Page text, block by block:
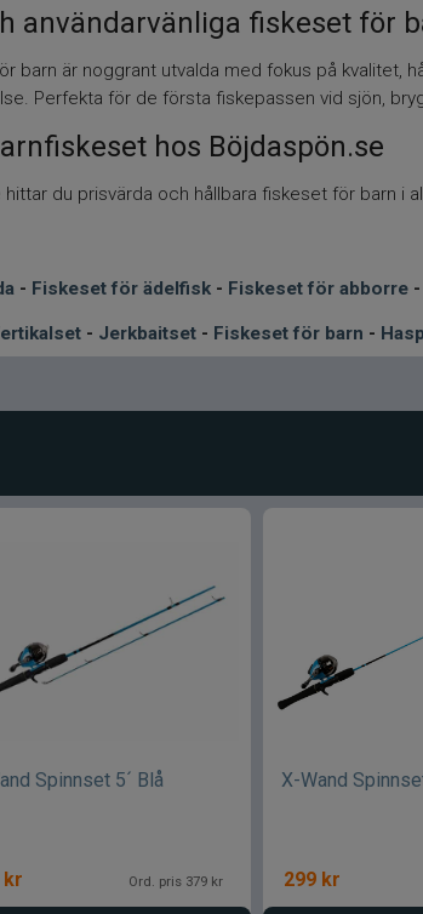
användarvänliga fiskeset för
barn är noggrant utvalda med fokus på kvalitet,
Perfekta för de första fiskepassen vid sjön,
hos Böjdaspön.se
du prisvärda och hållbara fiskeset för barn i
- Fiskeset för ädelfisk- Fiskeset för abborre-
- Jerkbaitset- Fiskeset för barn -
Spinnset 5´ Blå
kr Ord. pris 379 kr
X-Wand
299 kr